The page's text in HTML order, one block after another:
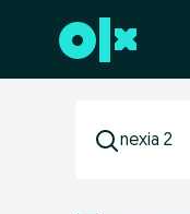
Перейти к нижнему